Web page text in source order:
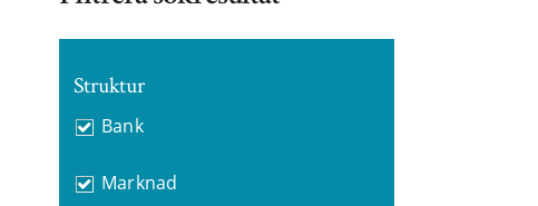
Struktur
Bank
Marknad